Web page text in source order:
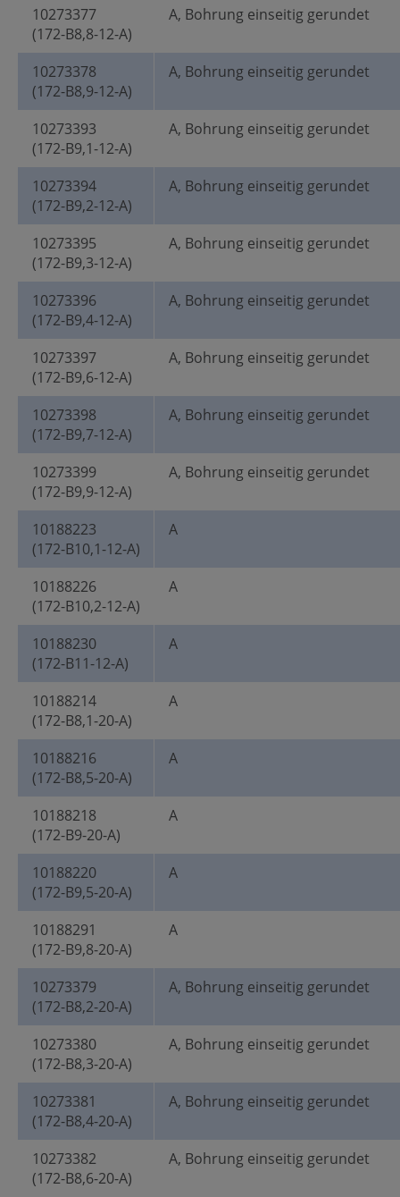
10273377
(172-B8,8-12-A)
A, Bohrung einseitig gerundet
10273378
(172-B8,9-12-A)
A, Bohrung einseitig gerundet
10273393
(172-B9,1-12-A)
A, Bohrung einseitig gerundet
10273394
(172-B9,2-12-A)
A, Bohrung einseitig gerundet
10273395
(172-B9,3-12-A)
A, Bohrung einseitig gerundet
10273396
(172-B9,4-12-A)
A, Bohrung einseitig gerundet
10273397
(172-B9,6-12-A)
A, Bohrung einseitig gerundet
10273398
(172-B9,7-12-A)
A, Bohrung einseitig gerundet
10273399
(172-B9,9-12-A)
A, Bohrung einseitig gerundet
10188223
(172-B10,1-12-A)
A
10188226
(172-B10,2-12-A)
A
10188230
(172-B11-12-A)
A
10188214
(172-B8,1-20-A)
A
10188216
(172-B8,5-20-A)
A
10188218
(172-B9-20-A)
A
10188220
(172-B9,5-20-A)
A
10188291
(172-B9,8-20-A)
A
10273379
(172-B8,2-20-A)
A, Bohrung einseitig gerundet
10273380
(172-B8,3-20-A)
A, Bohrung einseitig gerundet
10273381
(172-B8,4-20-A)
A, Bohrung einseitig gerundet
10273382
(172-B8,6-20-A)
A, Bohrung einseitig gerundet